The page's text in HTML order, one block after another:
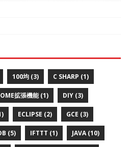
100均 (3) C SHARP (1)
拡張機能 (1) DIY (3)
ECLIPSE (2) GCE (3)
(5) IFTTT (1) JAVA (10)